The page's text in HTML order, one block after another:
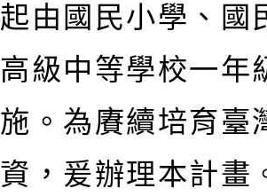
起由國民小學、國
高級中等學校一年
施。為賡續培育臺
資，爰辦理本計畫